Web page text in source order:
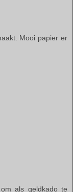
Mooi papier er
als geldkado te